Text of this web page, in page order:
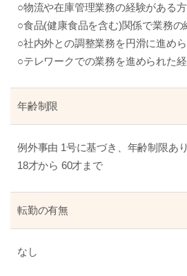
○物流や在庫管理業務の経験がある方
○食品(健康食品を含む)関係で業務の
○社内外との調整業務を円滑に進め
○テレワークでの業務を進められた
年齢制限
例外事由 1号に基づき、年齢制限あり
18才から 60才まで
転勤の有無
なし